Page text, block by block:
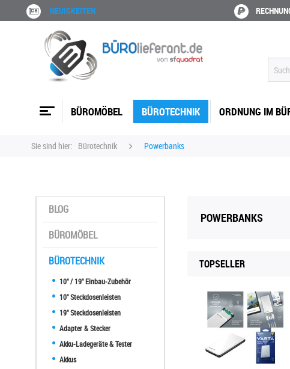
NEUIGKEITEN
BÜROMÖBEL BÜROTECHNIK ORDNUNG IM
Sie sind hier: Bürotechnik Powerbanks
BLOG
BÜROMÖBEL
BÜROTECHNIK
10" / 19" Einbau-Zubehör
10" Steckdosenleisten
19" Steckdosenleisten
Adapter & Stecker
Akku-Ladegeräte & Tester
Akkus
POWERBANKS
TOPSELLER